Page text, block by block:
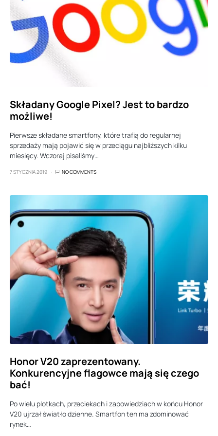
Składany Google Pixel? Jest to bardzo
możliwe!
Pierwsze składane smartfony, które trafią do regularnej
sprzedaży mają pojawić się w przeciągu najbliższych kilku
miesięcy. Wczoraj pisaliśmy…
7 STYCZNIA 2019 NO COMMENTS
Honor V20 zaprezentowany.
Konkurencyjne flagowce mają się czego
bać!
Po wielu plotkach, przeciekach i zapowiedziach w końcu Honor
V20 ujrzał światło dzienne. Smartfon ten ma zdominować
rynek…